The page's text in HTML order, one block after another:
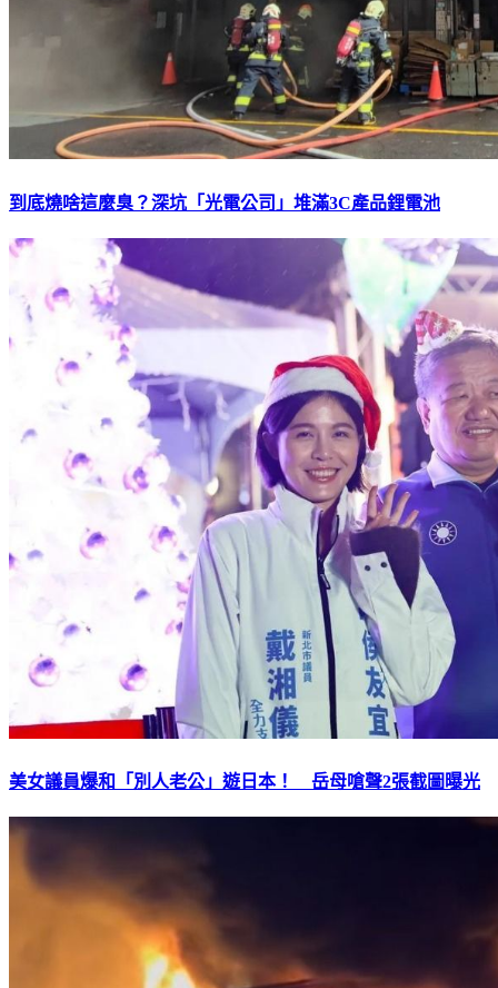
到底燒啥這麼臭？深坑「光電公司」堆滿3C產品鋰電池
美女議員爆和「別人老公」遊日本！ 岳母嗆聲2張截圖曝光